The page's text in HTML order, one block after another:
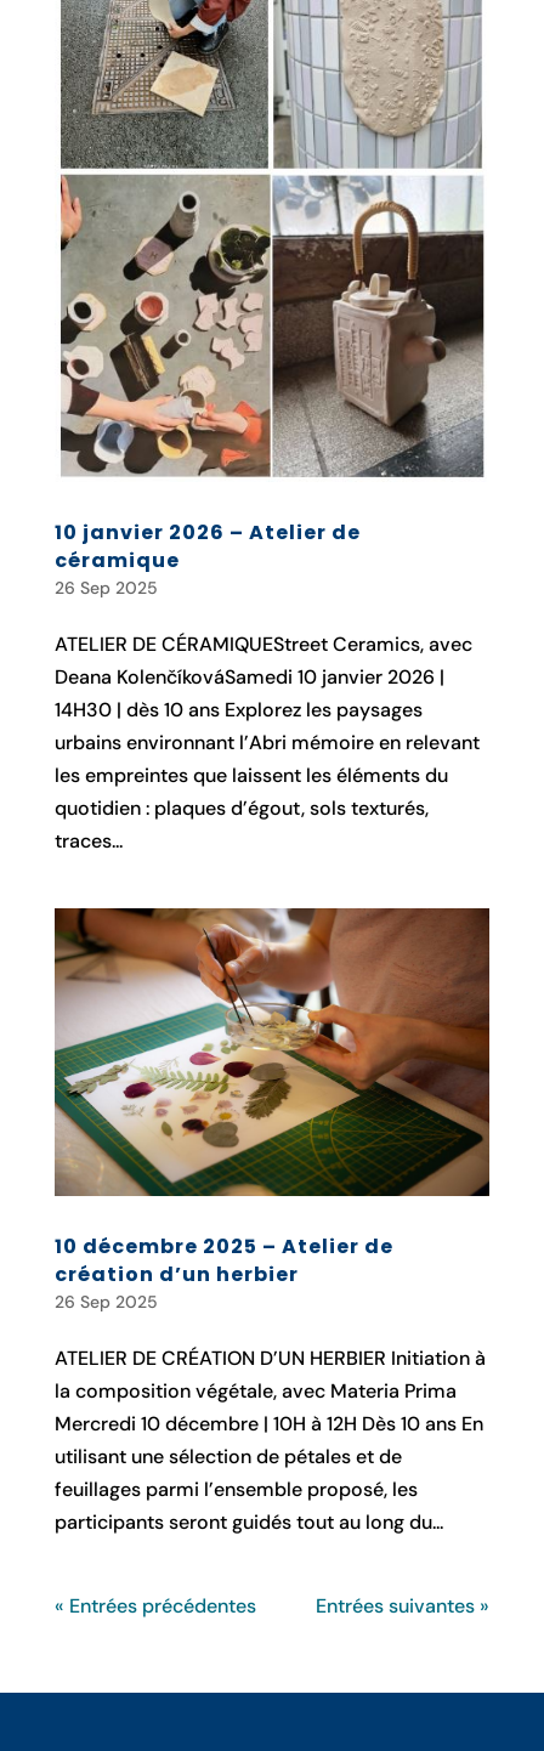
10 janvier 2026 – Atelier de
céramique
26 Sep 2025
ATELIER DE CÉRAMIQUEStreet Ceramics, avec
Deana KolenčíkováSamedi 10 janvier 2026 |
14H30 | dès 10 ans Explorez les paysages
urbains environnant l’Abri mémoire en relevant
les empreintes que laissent les éléments du
quotidien : plaques d’égout, sols texturés,
traces...
10 décembre 2025 – Atelier de
création d’un herbier
26 Sep 2025
ATELIER DE CRÉATION D’UN HERBIER Initiation à
la composition végétale, avec Materia Prima
Mercredi 10 décembre | 10H à 12H Dès 10 ans En
utilisant une sélection de pétales et de
feuillages parmi l’ensemble proposé, les
participants seront guidés tout au long du...
« Entrées précédentes Entrées suivantes »